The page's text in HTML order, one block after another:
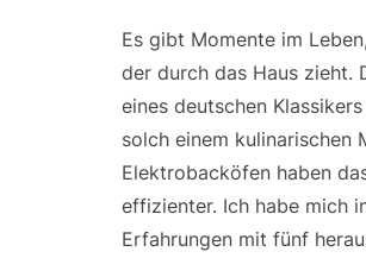
Es gibt Momente im
der durch das Haus zieht.
eines deutschen
solch einem kulinarischen
Elektrobacköfen haben
effizienter. Ich habe mich
Erfahrungen mit fünf